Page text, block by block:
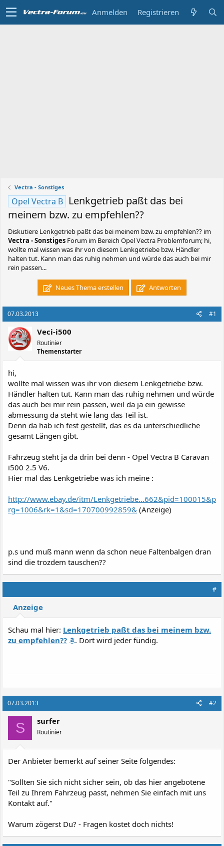
Anmelden Registrieren
Vectra - Sonstiges
Opel Vectra B
Lenkgetrieb paßt das bei
meinem bzw. zu empfehlen??
Diskutiere Lenkgetrieb paßt das bei meinem bzw. zu empfehlen?? im
Vectra - Sonstiges Forum im Bereich Opel Vectra Problemforum; hi,
wollte mal wissen was ihr von diesem Lenkgetriebe bzw. Händler
halten tut. Kann man das ruhig nehmen und würde das auch bei mir
rein passen...
Neues Thema erstellen Antworten
07.03.2013 #1
Veci-i500
Routinier
Themenstarter
hi,
wollte mal wissen was ihr von diesem Lenkgetriebe bzw.
Händler halten tut. Kann man das ruhig nehmen und würde
das auch bei mir rein passen, weil da ja ein gewisse
abmessung da steht wie lang das Teil ist.
Denn da hab ich fest gestellt, das es da unterschiedliche
gesamt Längen gibt.
Fahrzeug steht ja da drin bei denn - Opel Vectra B Caravan
i500 2.5 V6.
Hier mal das Lenkgetriebe was ich meine :
http://www.ebay.de/itm/Lenkgetriebe...662&pid=100015&p
rg=1006&rk=1&sd=170700992859& (Anzeige)
p.s und muß mann wenn da schon neue Faltenbalgen dran
sind die trozdem tauschen??
#
Anzeige
Schau mal hier: Lenkgetrieb paßt das bei meinem bzw.
zu empfehlen??
. Dort wird jeder fündig.
07.03.2013 #2
S surfer
Routinier
Der Anbieter bemerkt auf seiner Seite folgendes:
"Sollten Sie sich nicht sicher sein, ob das hier angebotene
Teil zu Ihrem Fahrzeug passt, nehmen Sie einfach mit uns
Kontakt auf."
Warum zögerst Du? - Fragen kostet doch nichts!